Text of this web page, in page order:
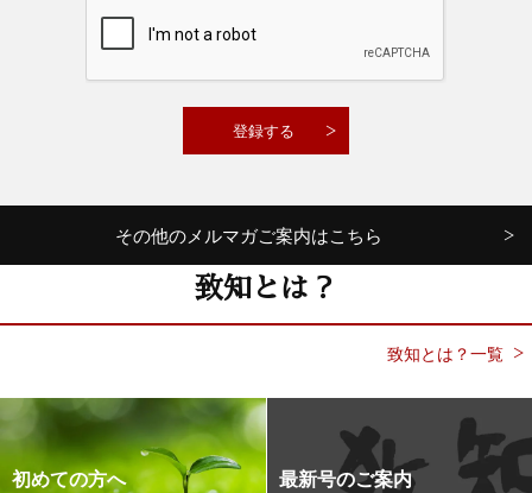
その他のメルマガご案内はこちら
致知とは？
致知とは？一覧
初めての方へ 最新号のご案内